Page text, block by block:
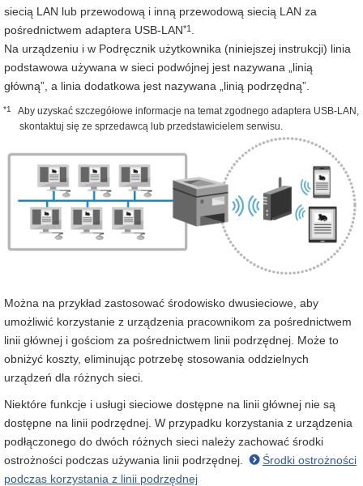
siecią LAN lub przewodową i inną przewodową siecią LAN za
pośrednictwem adaptera USB-LAN*1
Na urządzeniu i w Podręcznik użytkownika (niniejszej instrukcji) linia
podstawowa używana w sieci podwójnej jest nazywana „linią
główną”, a linia dodatkowa jest nazywana „linią podrzędną”.
*1
Aby uzyskać szczegółowe informacje na temat zgodnego adaptera USB-LAN,
skontaktuj się ze sprzedawcą lub przedstawicielem serwisu.
Można na przykład zastosować środowisko dwusieciowe, aby
umożliwić korzystanie z urządzenia pracownikom za pośrednictwem
linii głównej i gościom za pośrednictwem linii podrzędnej. Może to
obniżyć koszty, eliminując potrzebę stosowania oddzielnych
urządzeń dla różnych sieci.
Niektóre funkcje i usługi sieciowe dostępne na linii głównej nie są
dostępne na linii podrzędnej. W przypadku korzystania z urządzenia
podłączonego do dwóch różnych sieci należy zachować środki
ostrożności podczas używania linii podrzędnej.
Środki ostrożności
podczas korzystania z linii podrzędnej